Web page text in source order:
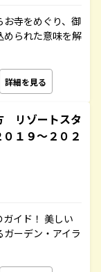
寺をめぐり、御
められた意味を解
詳細を見る
リゾートスタ
１９～２０２
イド！ 美しい
ーデン・アイラ